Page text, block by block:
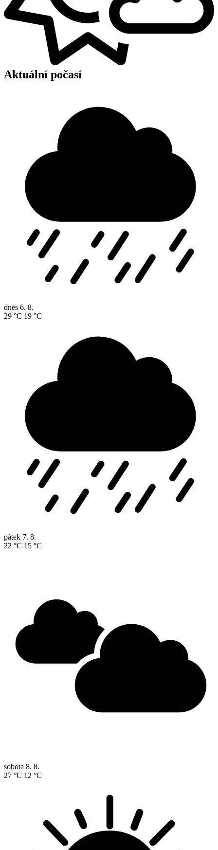
Aktuální počasí
dnes 6. 8.
29 °C 19 °C
pátek 7. 8.
22 °C 15 °C
sobota 8. 8.
27 °C 12 °C